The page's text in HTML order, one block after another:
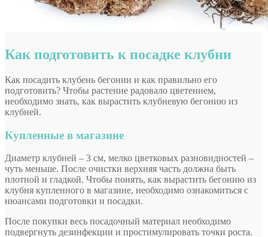
Как подготовить к посадке клубни
Как посадить клубень бегонии и как правильно его
подготовить? Чтобы растение радовало цветением,
необходимо знать, как вырастить клубневую бегонию из
клубней.
Купленные в магазине
Диаметр клубней – 3 см, мелко цветковых разновидностей –
чуть меньше. После очистки верхняя часть должна быть
плотной и гладкой. Чтобы понять, как вырастить бегонию из
клубня купленного в магазине, необходимо ознакомиться с
нюансами подготовки и посадки.
После покупки весь посадочный материал необходимо
подвергнуть дезинфекции и простимулировать точки роста.